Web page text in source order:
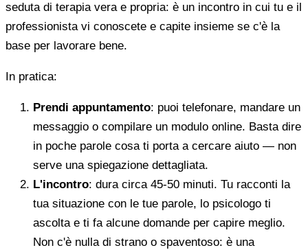
seduta di terapia vera e propria: è un incontro in cui tu e il
professionista vi conoscete e capite insieme se c'è la
base per lavorare bene.
In pratica:
Prendi appuntamento: puoi telefonare, mandare un
messaggio o compilare un modulo online. Basta dire
in poche parole cosa ti porta a cercare aiuto — non
serve una spiegazione dettagliata.
L'incontro: dura circa 45-50 minuti. Tu racconti la
tua situazione con le tue parole, lo psicologo ti
ascolta e ti fa alcune domande per capire meglio.
Non c'è nulla di strano o spaventoso: è una